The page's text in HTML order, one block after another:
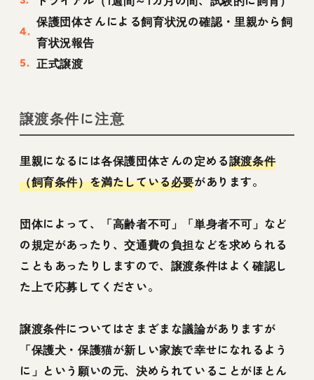
保護団体さんによる飼育状況の確認・里親から飼
育状況報告
正式譲渡
譲渡条件に注意
里親になるには各保護団体さんの定める譲渡条件
（飼育条件）を満たしている必要があります。
団体によって、「高齢者不可」「単身者不可」など
の規定があったり、交通費の負担などを求められる
こともあったりしますので、譲渡条件はよく確認し
た上で応募してください。
譲渡条件についてはさまざまな議論がありますが
「保護犬・保護猫が新しい家族で幸せになれるよう
に」という願いの元、決められていることがほとん